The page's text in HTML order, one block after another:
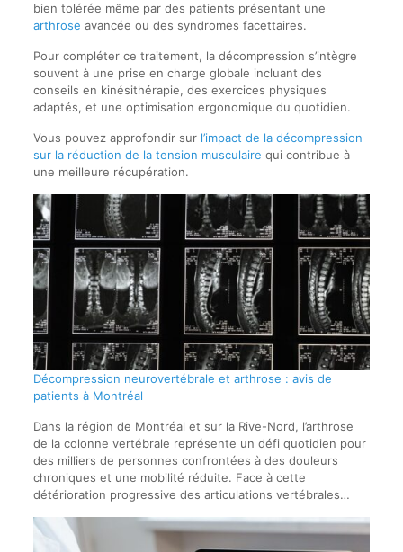
bien tolérée même par des patients présentant une
arthrose avancée ou des syndromes facettaires.
Pour compléter ce traitement, la décompression s’intègre
souvent à une prise en charge globale incluant des
conseils en kinésithérapie, des exercices physiques
adaptés, et une optimisation ergonomique du quotidien.
Vous pouvez approfondir sur l’impact de la décompression
sur la réduction de la tension musculaire qui contribue à
une meilleure récupération.
Décompression neurovertébrale et arthrose : avis de
patients à Montréal
Dans la région de Montréal et sur la Rive-Nord, l’arthrose
de la colonne vertébrale représente un défi quotidien pour
des milliers de personnes confrontées à des douleurs
chroniques et une mobilité réduite. Face à cette
détérioration progressive des articulations vertébrales…